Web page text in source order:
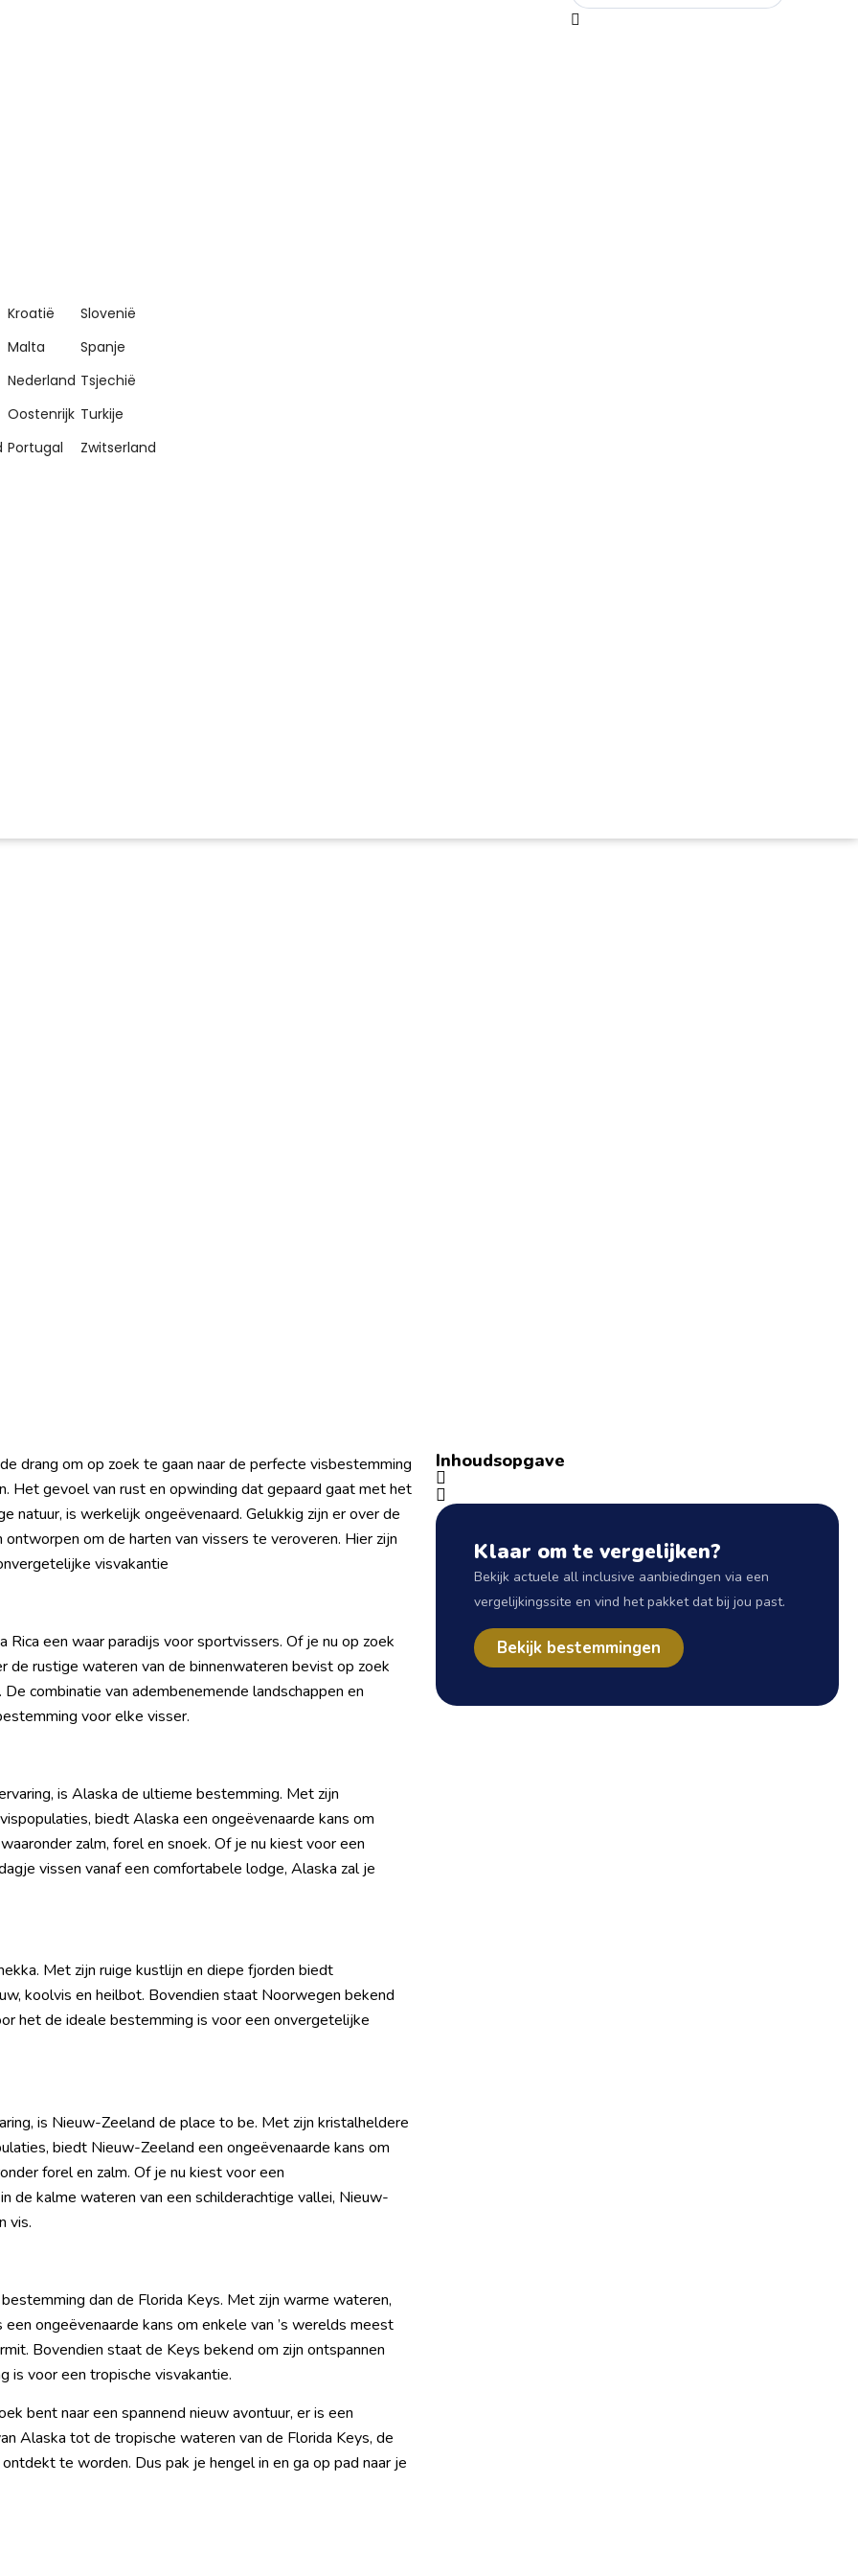
Kroatië
Malta
Nederland
Oostenrijk
Portugal
Slovenië
Spanje
Tsjechië
Turkije
Zwitserland
drang om op zoek te gaan naar de perfecte visbestemming
Het gevoel van rust en opwinding dat gepaard gaat met het
natuur, is werkelijk ongeëvenaard. Gelukkig zijn er over de
om de harten van vissers te veroveren. Hier zijn
visvakantie
een waar paradijs voor sportvissers. Of je nu op zoek
de rustige wateren van de binnenwateren bevist op zoek
combinatie van adembenemende landschappen en
voor elke visser.
is Alaska de ultieme bestemming. Met zijn
biedt Alaska een ongeëvenaarde kans om
zalm, forel en snoek. Of je nu kiest voor een
vissen vanaf een comfortabele lodge, Alaska zal je
Met zijn ruige kustlijn en diepe fjorden biedt
koolvis en heilbot. Bovendien staat Noorwegen bekend
het de ideale bestemming is voor een onvergetelijke
is Nieuw-Zeeland de place to be. Met zijn kristalheldere
biedt Nieuw-Zeeland een ongeëvenaarde kans om
forel en zalm. Of je nu kiest voor een
de kalme wateren van een schilderachtige vallei, Nieuw-
vis.
dan de Florida Keys. Met zijn warme wateren,
ongeëvenaarde kans om enkele van ’s werelds meest
Bovendien staat de Keys bekend om zijn ontspannen
is voor een tropische visvakantie.
bent naar een spannend nieuw avontuur, er is een
Alaska tot de tropische wateren van de Florida Keys, de
te worden. Dus pak je hengel in en ga op pad naar je
Inhoudsopgave
Klaar om te vergelijken?
Bekijk actuele all inclusive aanbiedingen via een
vergelijkingssite en vind het pakket dat bij jou past.
Bekijk bestemmingen